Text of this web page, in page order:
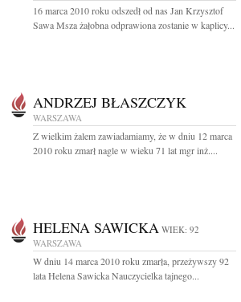
16 marca 2010 roku odszedł od nas Jan Krzysztof
Sawa Msza żałobna odprawiona zostanie w kaplicy...
ANDRZEJ BŁASZCZYK
WARSZAWA
Z wielkim żalem zawiadamiamy, że w dniu 12 marca
2010 roku zmarł nagle w wieku 71 lat mgr inż....
HELENA SAWICKA WIEK: 92
WARSZAWA
W dniu 14 marca 2010 roku zmarła, przeżywszy 92
lata Helena Sawicka Nauczycielka tajnego...